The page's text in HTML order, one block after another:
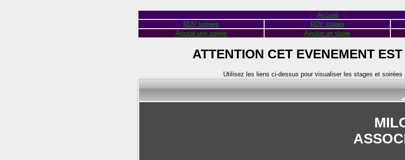
Accueil
RDV soirées
RDV stages
Ajouter une soirée
Ajouter un stage
ATTENTION CET EVENEMENT
Utilisez les liens ci-dessus pour visualiser les stages et soirées